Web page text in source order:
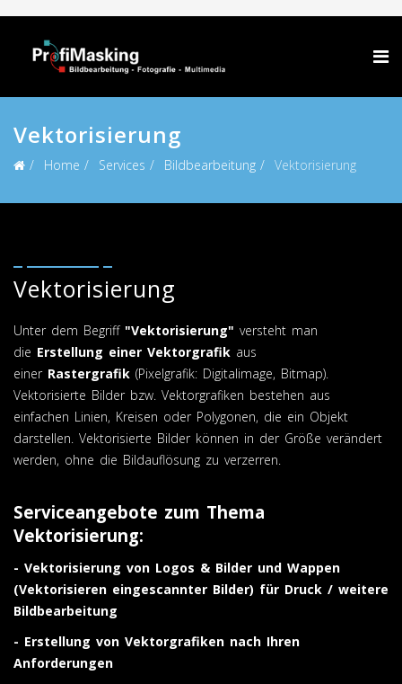
Vektorisierung
Home Services Bildbearbeitung Vektorisierung
Vektorisierung
Unter dem Begriff "Vektorisierung" versteht man
die Erstellung einer Vektorgrafik aus
einer Rastergrafik (Pixelgrafik: Digitalimage, Bitmap).
Vektorisierte Bilder bzw. Vektorgrafiken bestehen aus
einfachen Linien, Kreisen oder Polygonen, die ein Objekt
darstellen. Vektorisierte Bilder können in der Größe verändert
werden, ohne die Bildauflösung zu verzerren.
Serviceangebote zum Thema
Vektorisierung:
- Vektorisierung von Logos & Bilder und Wappen
(Vektorisieren eingescannter Bilder) für Druck / weitere
Bildbearbeitung
- Erstellung von Vektorgrafiken nach Ihren
Anforderungen